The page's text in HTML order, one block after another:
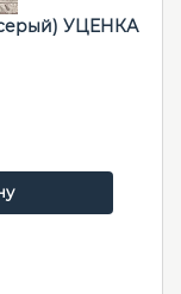
серый) УЦЕНКА